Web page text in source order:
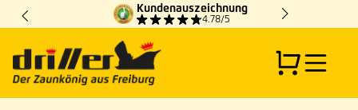
Zum Hauptinhalt springen
Kundenauszeichnung
4.78/5